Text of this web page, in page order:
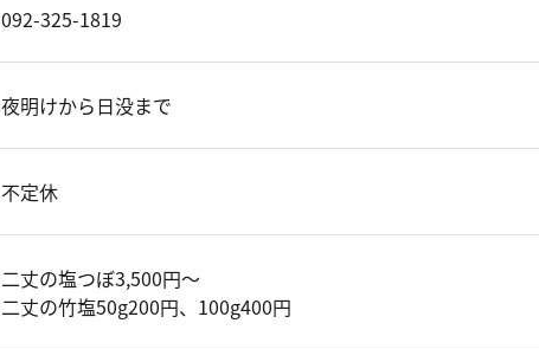
092-325-1819
夜明けから日没まで
不定休
二丈の塩つぼ3,500円～
二丈の竹塩50g200円、100g400円